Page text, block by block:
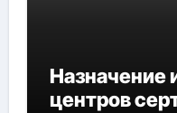
Назначение
центров